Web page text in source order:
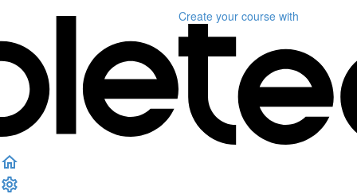
Create your course with